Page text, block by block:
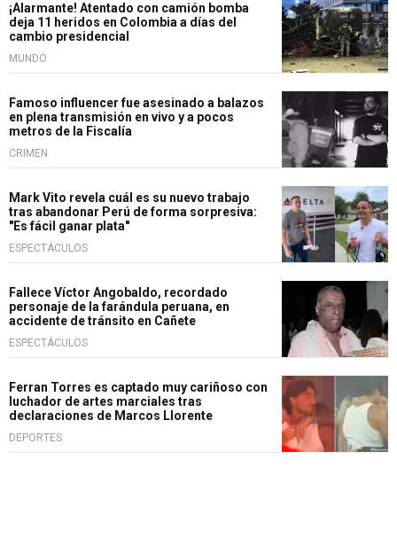
¡Alarmante! Atentado con camión bomba
deja 11 heridos en Colombia a días del
cambio presidencial
MUNDO
Famoso influencer fue asesinado a balazos
en plena transmisión en vivo y a pocos
metros de la Fiscalía
CRIMEN
Mark Vito revela cuál es su nuevo trabajo
tras abandonar Perú de forma sorpresiva:
"Es fácil ganar plata"
ESPECTÁCULOS
Fallece Víctor Angobaldo, recordado
personaje de la farándula peruana, en
accidente de tránsito en Cañete
ESPECTÁCULOS
Ferran Torres es captado muy cariñoso con
luchador de artes marciales tras
declaraciones de Marcos Llorente
DEPORTES